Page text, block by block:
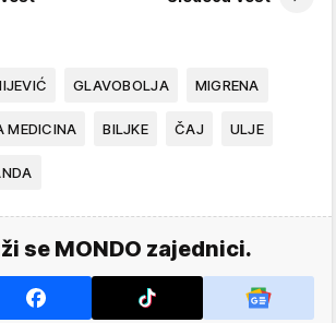
GLAVOBOLJA MIGRENA
MEDICINA BILJKE ČAJ ULJE
se MONDO zajednici.